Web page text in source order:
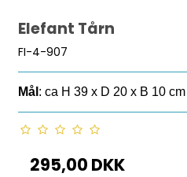
Elefant Tårn
FI-4-907
Mål : ca H 39 x D 20 x B 10 cm
295,00 DKK